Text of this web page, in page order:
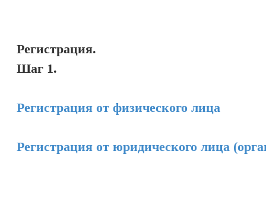
Регистрация.
Шаг 1.
Регистрация от физического лица
Регистрация от юридического лица